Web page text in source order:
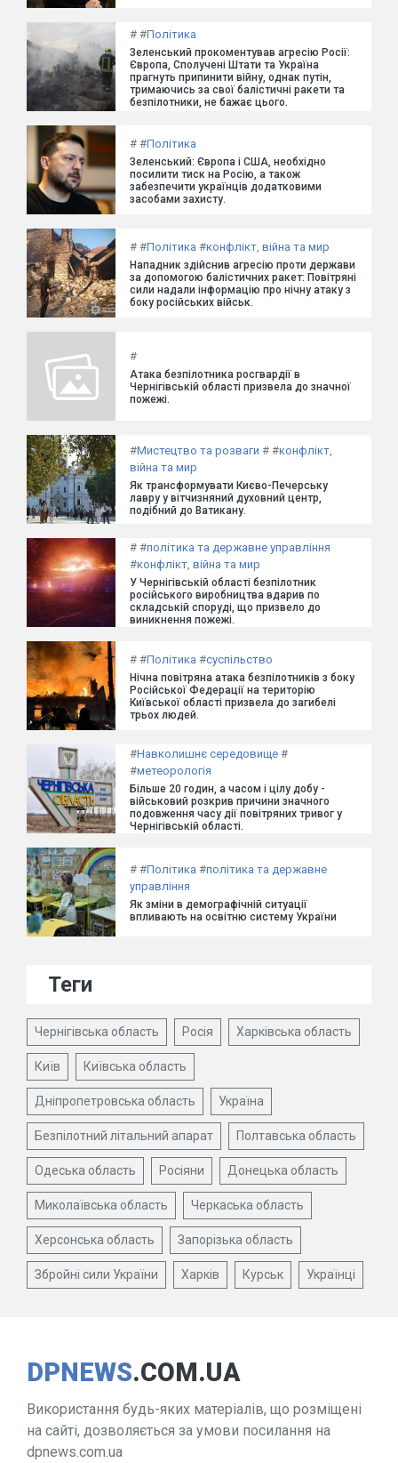
# #Політика
Зеленський прокоментував агресію Росії:
Європа, Сполучені Штати та Україна
прагнуть припинити війну, однак путін,
тримаючись за свої балістичні ракети та
безпілотники, не бажає цього.
# #Політика
Зеленський: Європа і США, необхідно
посилити тиск на Росію, а також
забезпечити українців додатковими
засобами захисту.
# #Політика #конфлікт, війна та мир
Нападник здійснив агресію проти держави
за допомогою балістичних ракет: Повітряні
сили надали інформацію про нічну атаку з
боку російських військ.
#
Атака безпілотника росгвардії в
Чернігівській області призвела до значної
пожежі.
#Мистецтво та розваги # #конфлікт,
війна та мир
Як трансформувати Києво-Печерську
лавру у вітчизняний духовний центр,
подібний до Ватикану.
# #політика та державне управління
#конфлікт, війна та мир
У Чернігівській області безпілотник
російського виробництва вдарив по
складській споруді, що призвело до
виникнення пожежі.
# #Політика #суспільство
Нічна повітряна атака безпілотників з боку
Російської Федерації на територію
Київської області призвела до загибелі
трьох людей.
#Навколишнє середовище #
#метеорологія
Більше 20 годин, а часом і цілу добу -
військовий розкрив причини значного
подовження часу дії повітряних тривог у
Чернігівській області.
# #Політика #політика та державне
управління
Як зміни в демографічній ситуації
впливають на освітню систему України
Теги
Чернігівська область Росія Харківська область
Київ Київська область
Дніпропетровська область Україна
Безпілотний літальний апарат Полтавська область
Одеська область Росіяни Донецька область
Миколаївська область Черкаська область
Херсонська область Запорізька область
Збройні сили України Харків Курськ Українці
DPNEWS.COM.UA
Використання будь-яких матеріалів, що розміщені
на сайті, дозволяється за умови посилання на
dpnews.com.ua